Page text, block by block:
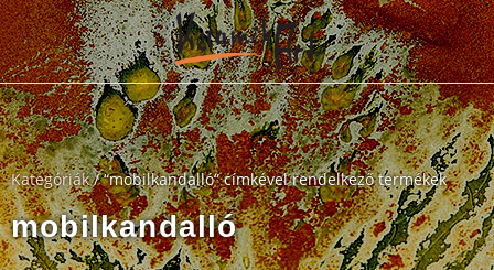
Kategóriák/ “mobilkandalló” címkével rendelkező termékek
mobilkandalló